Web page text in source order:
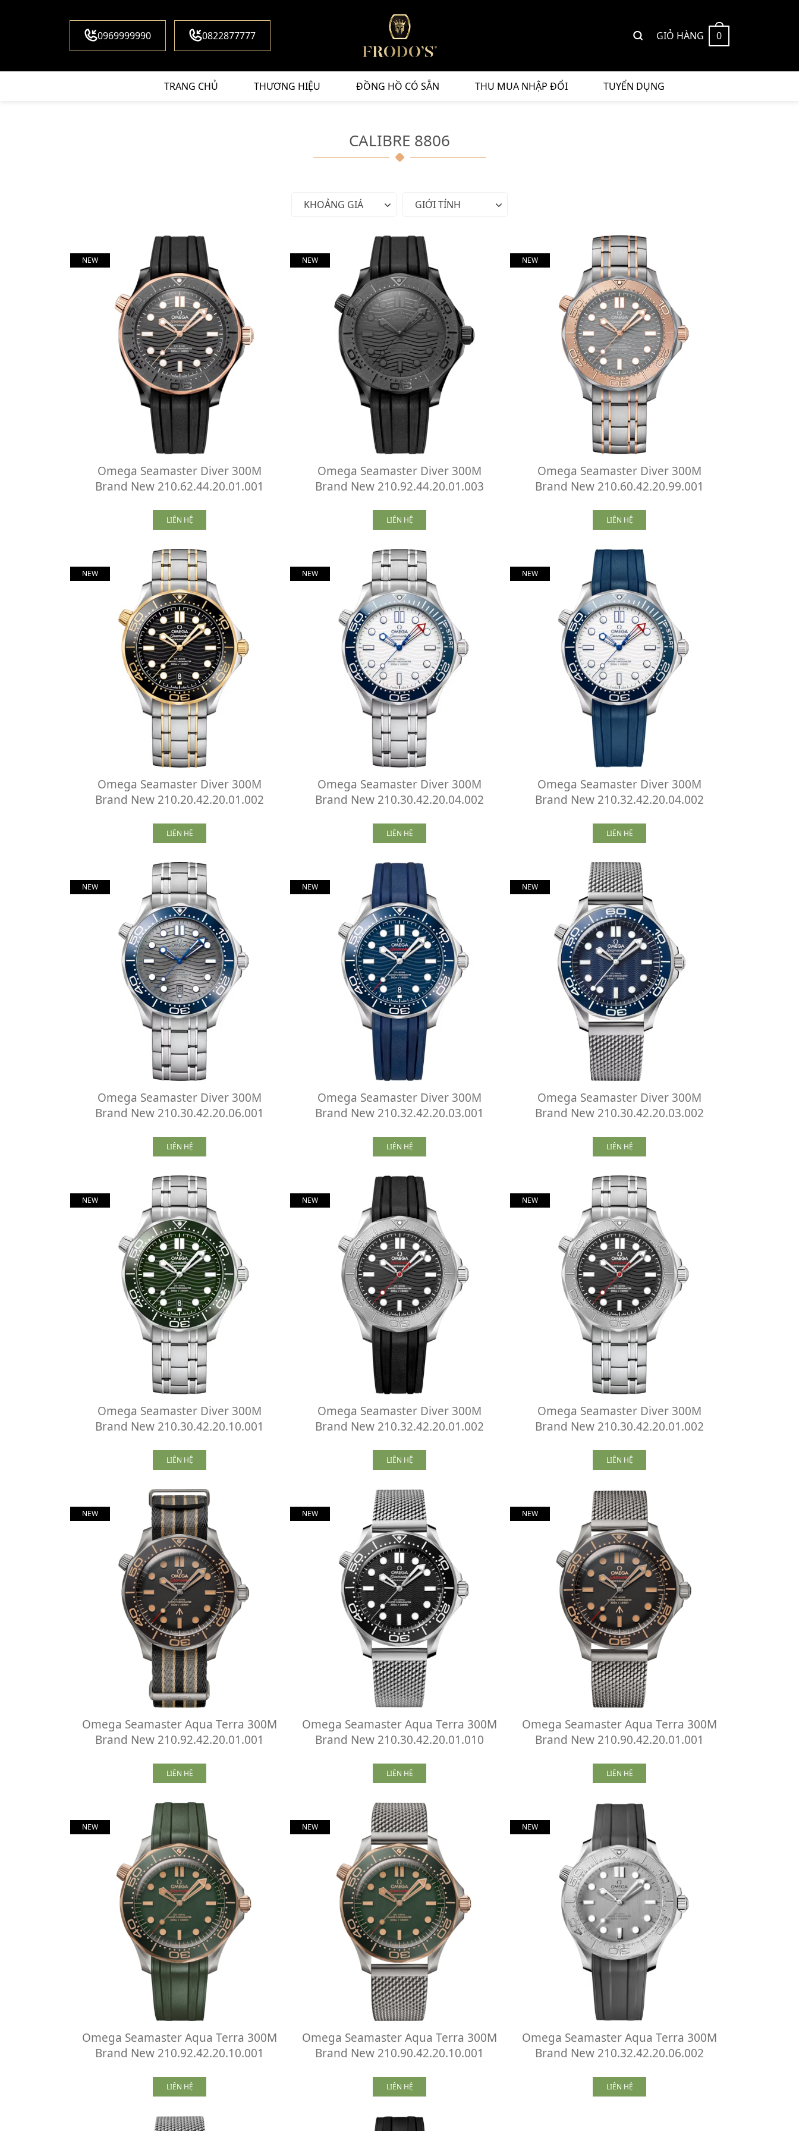
0969999990 0822877777 GIỎ HÀNG 0
TRANG CHỦ THƯƠNG HIỆU ĐỒNG HỒ CÓ SẴN THU MUA NHẬP ĐỔI TUYỂN DỤNG
CALIBRE 8806
KHOẢNG GIÁ GIỚI TÍNH
NEW
Omega Seamaster Diver 300M
Brand New 210.62.44.20.01.001
LIÊN HỆ
NEW
Omega Seamaster Diver 300M
Brand New 210.92.44.20.01.003
LIÊN HỆ
NEW
Omega Seamaster Diver 300M
Brand New 210.60.42.20.99.001
LIÊN HỆ
NEW
Omega Seamaster Diver 300M
Brand New 210.20.42.20.01.002
LIÊN HỆ
NEW
Omega Seamaster Diver 300M
Brand New 210.30.42.20.04.002
LIÊN HỆ
NEW
Omega Seamaster Diver 300M
Brand New 210.32.42.20.04.002
LIÊN HỆ
NEW
Omega Seamaster Diver 300M
Brand New 210.30.42.20.06.001
LIÊN HỆ
NEW
Omega Seamaster Diver 300M
Brand New 210.32.42.20.03.001
LIÊN HỆ
NEW
Omega Seamaster Diver 300M
Brand New 210.30.42.20.03.002
LIÊN HỆ
NEW
Omega Seamaster Diver 300M
Brand New 210.30.42.20.10.001
LIÊN HỆ
NEW
Omega Seamaster Diver 300M
Brand New 210.32.42.20.01.002
LIÊN HỆ
NEW
Omega Seamaster Diver 300M
Brand New 210.30.42.20.01.002
LIÊN HỆ
NEW
Omega Seamaster Aqua Terra 300M
Brand New 210.92.42.20.01.001
LIÊN HỆ
NEW
Omega Seamaster Aqua Terra 300M
Brand New 210.30.42.20.01.010
LIÊN HỆ
NEW
Omega Seamaster Aqua Terra 300M
Brand New 210.90.42.20.01.001
LIÊN HỆ
NEW
Omega Seamaster Aqua Terra 300M
Brand New 210.92.42.20.10.001
LIÊN HỆ
NEW
Omega Seamaster Aqua Terra 300M
Brand New 210.90.42.20.10.001
LIÊN HỆ
NEW
Omega Seamaster Aqua Terra 300M
Brand New 210.32.42.20.06.002
LIÊN HỆ